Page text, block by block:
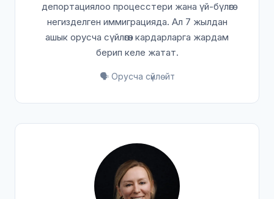
депортациялоо процесстери жана үй-бүлөгө
негизделген иммиграцияда. Ал 7 жылдан
ашык орусча сүйлөгөн кардарларга жардам
берип келе жатат.
🗣️ Орусча сүйлөйт